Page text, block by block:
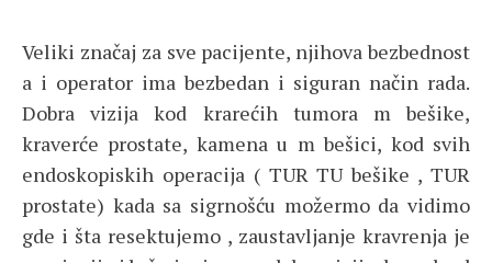
Veliki značaj za sve pacijente, njihova bezbednost
a i operator ima bezbedan i siguran način rada.
Dobra vizija kod krarećih tumora m bešike,
kraverće prostate, kamena u m bešici, kod svih
endoskopiskih operacija ( TUR TU bešike , TUR
prostate) kada sa sigrnošću možermo da vidimo
gde i šta resektujemo , zaustavljanje kravrenja je